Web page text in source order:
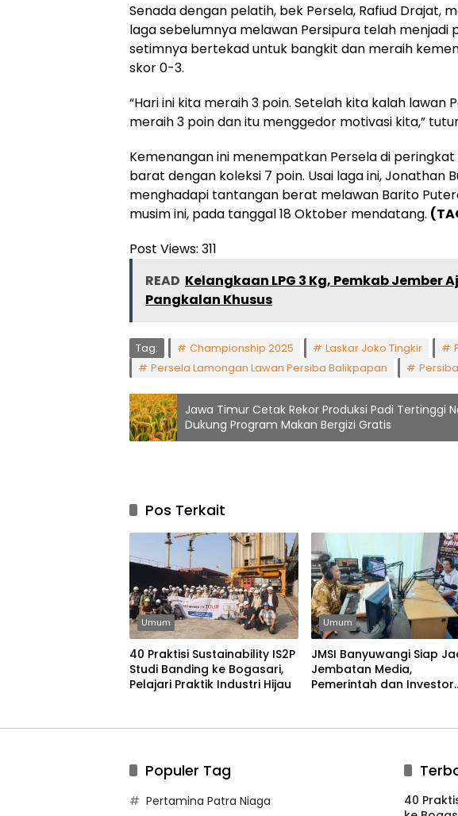
Senada dengan pelatih, bek Persela, Rafiud Drajat,
laga sebelumnya melawan Persipura telah menjadi
setimnya bertekad untuk bangkit dan meraih
skor 0-3.
“Hari ini kita meraih 3 poin. Setelah kita kalah lawan
meraih 3 poin dan itu menggedor motivasi kita,”
Kemenangan ini menempatkan Persela di
barat dengan koleksi 7 poin. Usai laga ini, Jonathan
menghadapi tantangan berat melawan Barito
musim ini, pada tanggal 18 Oktober mendatang.
Post Views: 311
READ Kelangkaan LPG 3 Kg, Pemkab Jember
Pangkalan Khusus
Tag: Championship 2025 Laskar Joko Tingkir
Persela Lamongan Lawan Persiba Balikpapan
Persiba
Jawa Timur Cetak Rekor Produksi Padi Tertinggi
Dukung Program Makan Bergizi Gratis
Pos Terkait
Umum
40 Praktisi Sustainability IS2P
Studi Banding ke Bogasari,
Pelajari Praktik Industri Hijau
Umum
JMSI Banyuwangi Siap
Jembatan Media,
Pemerintah dan Investor
Populer Tag
Pertamina Patra Niaga
40